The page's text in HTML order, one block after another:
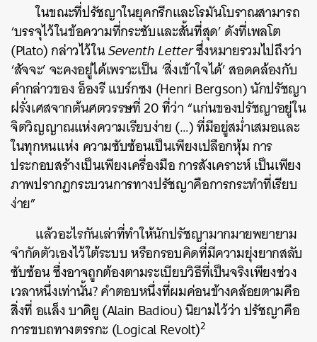
ในขณะที่ปรัชญาในยุคกรีกและโรมันโบราณสามารถ
‘บรรจุไว้ในข้อความที่กระชับและสั้นที่สุด’ ดังที่เพลโต
(Plato) กล่าวไว้ในSeventh Letterซึ่งหมายรวมไปถึงว่า
‘สัจจะ’ จะคงอยู่ได้เพราะเป็น ‘สิ่งเข้าใจได้’ สอดคล้องกับ
คำกล่าวของ อ็องรี แบร์กซง (Henri Bergson) นักปรัชญา
ฝรั่งเศสจากต้นศตวรรษที่ 20 ที่ว่า “แก่นของปรัชญาอยู่ใน
จิตวิญญาณแห่งความเรียบง่าย (…) ที่มีอยู่สม่ำเสมอและ
ในทุกหนแห่ง ความซับซ้อนเป็นเพียงเปลือกหุ้ม การ
ประกอบสร้างเป็นเพียงเครื่องมือ การสังเคราะห์ เป็นเพียง
ภาพปรากฏกระบวนการทางปรัชญาคือการกระทำที่เรียบ
ง่าย”
แล้วอะไรกันเล่าที่ทำให้นักปรัชญามากมายพยายาม
จำกัดตัวเองไว้ใต้ระบบ หรือกรอบคิดที่มีความยุ่งยากสลับ
ซับซ้อน ซึ่งอาจถูกต้องตามระเบียบวิธีที่เป็นจริงเพียงช่วง
เวลาหนึ่งเท่านั้น? คำตอบหนึ่งที่ผมค่อนข้างคล้อยตามคือ
สิ่งที่ อแล็ง บาดิยู (Alain Badiou) นิยามไว้ว่า ปรัชญาคือ
การขบถทางตรรกะ (Logical Revolt)2